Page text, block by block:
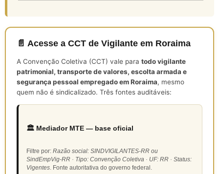
📄 Acesse a CCT de Vigilante em Roraima
A Convenção Coletiva (CCT) vale para todo vigilante
patrimonial, transporte de valores, escolta armada e
segurança pessoal empregado em Roraima, mesmo
quem não é sindicalizado. Três fontes auditáveis:
🏛️ Mediador MTE — base oficial
Filtre por: Razão social: SINDVIGILANTES-RR ou
SindEmpVig-RR · Tipo: Convenção Coletiva · UF: RR · Status:
Vigentes. Fonte autoritativa do governo federal.